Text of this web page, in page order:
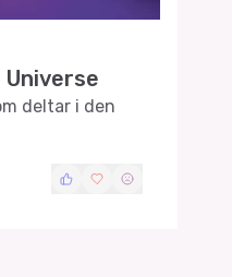
deltar i den